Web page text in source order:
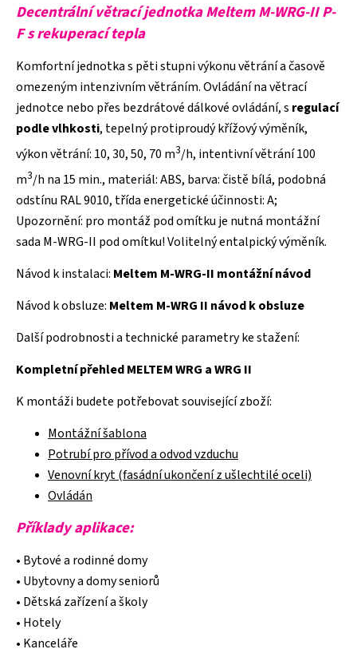
Decentrální větrací jednotka Meltem M-WRG-II P-
F s rekuperací tepla
Komfortní jednotka s pěti stupni výkonu větrání a časově
omezeným intenzivním větráním. Ovládání na větrací
jednotce nebo přes bezdrátové dálkové ovládání, s regulací
podle vlhkosti, tepelný protiproudý křížový výměník,
výkon větrání: 10, 30, 50, 70 m3/h, intentivní větrání 100
m3/h na 15 min., materiál: ABS, barva: čistě bílá, podobná
odstínu RAL 9010, třída energetické účinnosti: A;
Upozornění: pro montáž pod omítku je nutná montážní
sada M-WRG-II pod omítku! Volitelný entalpický výměník.
Návod k instalaci: Meltem M-WRG-II montážní návod
Návod k obsluze: Meltem M-WRG II návod k obsluze
Další podrobnosti a technické parametry ke stažení:
Kompletní přehled MELTEM WRG a WRG II
K montáži budete potřebovat související zboží:
Montážní šablona
Potrubí pro přívod a odvod vzduchu
Venovní kryt (fasádní ukončení z ušlechtilé oceli)
Ovládán
Příklady aplikace:
• Bytové a rodinné domy
• Ubytovny a domy seniorů
• Dětská zařízení a školy
• Hotely
• Kanceláře